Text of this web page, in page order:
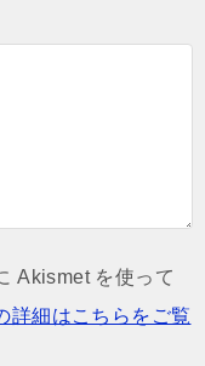
Akismet を使って
詳細はこちらをご覧